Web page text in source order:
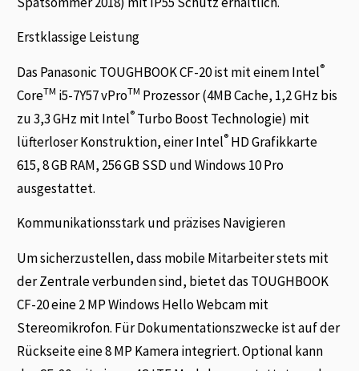
Erstklassige Leistung
Das Panasonic TOUGHBOOK CF-20 ist mit einem Intel®
CoreTM i5-7Y57 vProTM Prozessor (4MB Cache, 1,2 GHz bis
zu 3,3 GHz mit Intel® Turbo Boost Technologie) mit
lüfterloser Konstruktion, einer Intel® HD Grafikkarte
615, 8 GB RAM, 256 GB SSD und Windows 10 Pro
ausgestattet.
Kommunikationsstark und präzises Navigieren
Um sicherzustellen, dass mobile Mitarbeiter stets mit
der Zentrale verbunden sind, bietet das TOUGHBOOK
CF-20 eine 2 MP Windows Hello Webcam mit
Stereomikrofon. Für Dokumentationszwecke ist auf der
Rückseite eine 8 MP Kamera integriert. Optional kann